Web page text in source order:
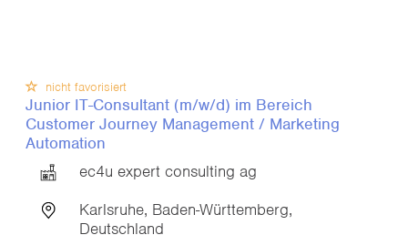
nicht favorisiert
Junior IT-Consultant (m/w/d) im Bereich
Customer Journey Management / Marketing
Automation
ec4u expert consulting ag
Karlsruhe, Baden-Württemberg,
Deutschland